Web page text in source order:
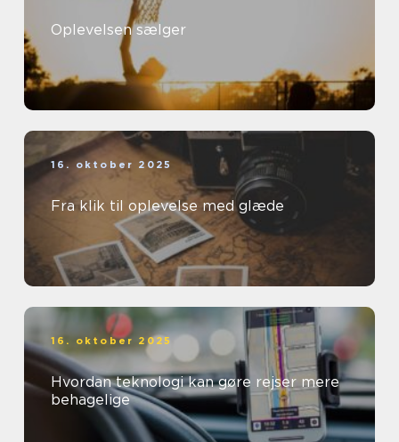
Oplevelsen sælger
16. oktober 2025
Fra klik til oplevelse med glæde
16. oktober 2025
Hvordan teknologi kan gøre rejser mere
behagelige